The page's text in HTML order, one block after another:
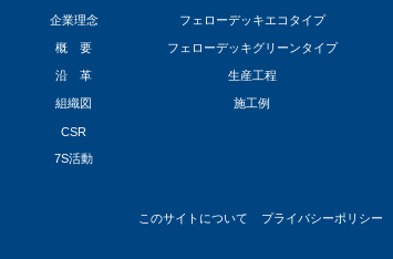
企業理念 フェローデッキエコタイプ
概 要 フェローデッキグリーンタイプ
沿 革 生産工程
組織図 施工例
CSR
7S活動
このサイトについて プライバシーポリシー